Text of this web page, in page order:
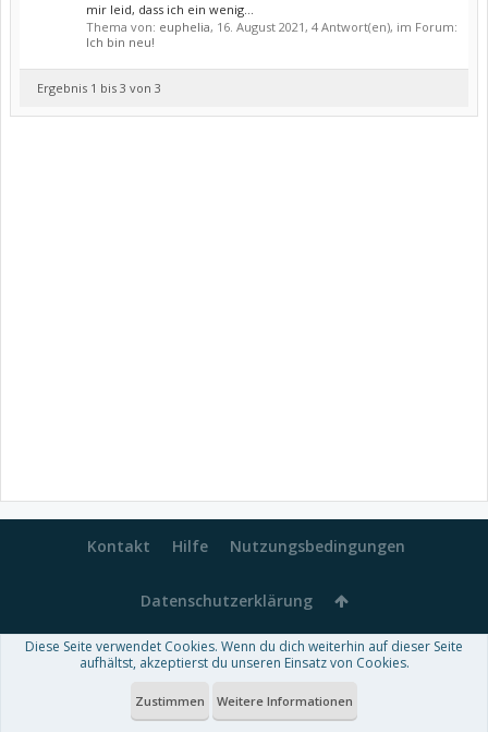
mir leid, dass ich ein wenig...
Thema von: euphelia, 16. August 2021, 4 Antwort(en), im Forum:
Ich bin neu!
Ergebnis 1 bis 3 von 3
Kontakt Hilfe Nutzungsbedingungen
Datenschutzerklärung
Forum software by XenForo™-Deutsch von xenDach
Theme designed byThemeHouse
Diese Seite verwendet Cookies. Wenn du dich weiterhin auf dieser Seite
aufhältst, akzeptierst du unseren Einsatz von Cookies.
Zustimmen Weitere Informationen